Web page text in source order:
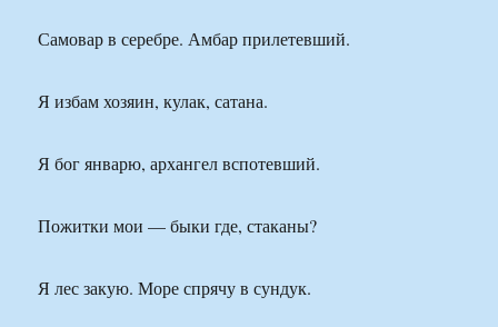
Самовар в серебре. Амбар прилетевший.
Я избам хозяин, кулак, сатана.
Я бог январю, архангел вспотевший.
Пожитки мои — быки где, стаканы?
Я лес закую. Море спрячу в сундук.